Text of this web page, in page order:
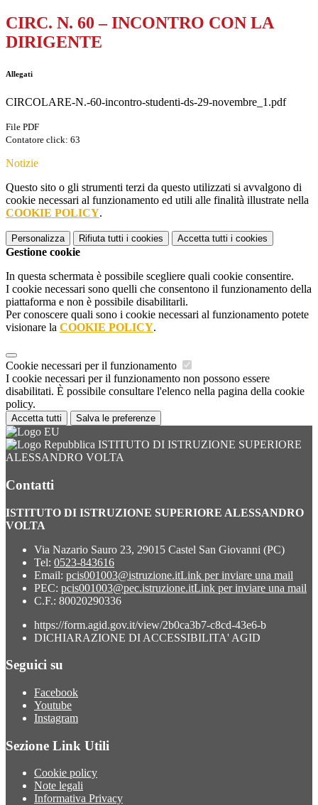
CIRC. N. 60 – INCONTRO CON LA
DIRIGENTE
Allegati
CIRCOLARE-N.-60-incontro-studenti-ds-29-novembre_1.pdf
File PDF
Contatore click: 63
Notizie
Questo sito o gli strumenti terzi da questo utilizzati si avvalgono di
cookie necessari al funzionamento ed utili alle finalità illustrate nella
COOKIE POLICY.
Personalizza Rifiuta tutti i cookies Accetta tutti i cookies
Gestione cookie
In questa schermata è possibile scegliere quali cookie consentire.
I cookie necessari sono quelli che consentono il funzionamento della
piattaforma e non è possibile disabilitarli.
Per conoscere quali sono i cookie necessari al funzionamento potete
visionare la COOKIE POLICY.
Cookie necessari per il funzionamento
I cookie necessari per il funzionamento non possono essere
disabilitati. È possibile consultare l'elenco nella pagina della cookie
policy.
Accetta tutti Salva le preferenze
ISTITUTO DI ISTRUZIONE SUPERIORE
ALESSANDRO VOLTA
Contatti
ISTITUTO DI ISTRUZIONE SUPERIORE ALESSANDRO
VOLTA
Via Nazario Sauro 23, 29015 Castel San Giovanni (PC)
Tel: 0523-843616
Email: pcis001003@istruzione.itLink per inviare una mail
PEC: pcis001003@pec.istruzione.itLink per inviare una mail
C.F.: 80020290336
https://form.agid.gov.it/view/2b0ca3b7-c8cd-43e6-b
DICHIARAZIONE DI ACCESSIBILITA' AGID
Seguici su
Facebook
Youtube
Instagram
Sezione Link Utili
Cookie policy
Note legali
Informativa Privacy